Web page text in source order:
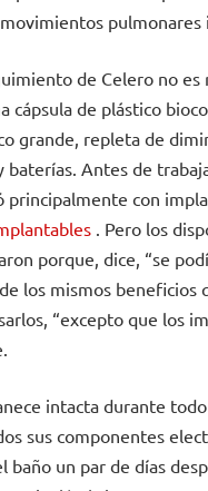
pulmonares
de Celero no
cápsula de plástico
grande, repleta de
baterías. Antes de
principalmente con
. Pero los
porque, dice, “se
los mismos beneficios
“excepto que los
intacta durante
sus componentes
baño un par de días